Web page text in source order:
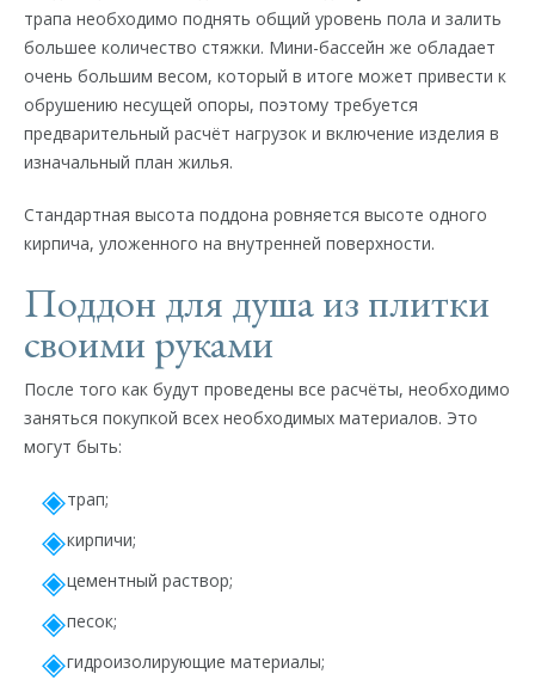
трапа необходимо поднять общий уровень пола и залить
большее количество стяжки. Мини-бассейн же обладает
очень большим весом, который в итоге может привести к
обрушению несущей опоры, поэтому требуется
предварительный расчёт нагрузок и включение изделия в
изначальный план жилья.
Стандартная высота поддона ровняется высоте одного
кирпича, уложенного на внутренней поверхности.
Поддон для душа из плитки
своими руками
После того как будут проведены все расчёты, необходимо
заняться покупкой всех необходимых материалов. Это
могут быть:
трап;
кирпичи;
цементный раствор;
песок;
гидроизолирующие материалы;